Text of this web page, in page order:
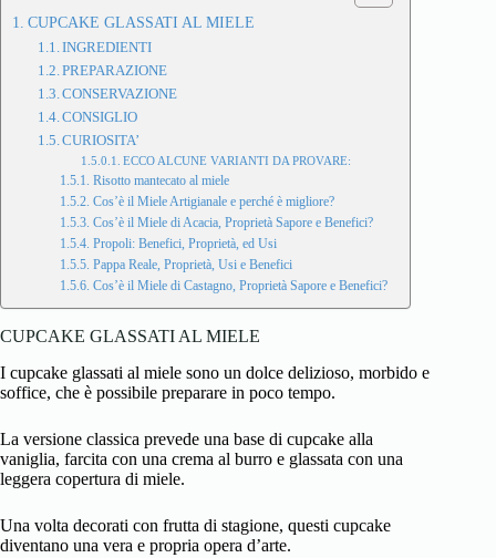
CUPCAKE GLASSATI AL MIELE
INGREDIENTI
PREPARAZIONE
CONSERVAZIONE
CONSIGLIO
CURIOSITA’
ECCO ALCUNE VARIANTI DA PROVARE:
Risotto mantecato al miele
Cos’è il Miele Artigianale e perché è migliore?
Cos’è il Miele di Acacia, Proprietà Sapore e Benefici?
Propoli: Benefici, Proprietà, ed Usi
Pappa Reale, Proprietà, Usi e Benefici
Cos’è il Miele di Castagno, Proprietà Sapore e Benefici?
CUPCAKE GLASSATI AL MIELE
I cupcake glassati al miele sono un dolce delizioso, morbido e
soffice, che è possibile preparare in poco tempo.
La versione classica prevede una base di cupcake alla
vaniglia, farcita con una crema al burro e glassata con una
leggera copertura di miele.
Una volta decorati con frutta di stagione, questi cupcake
diventano una vera e propria opera d’arte.